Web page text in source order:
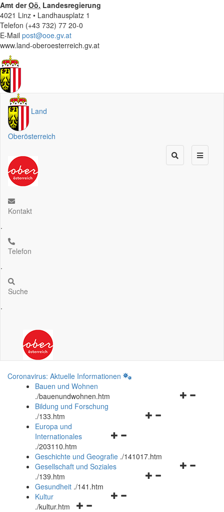
Amt derOö. Landesregierung
4021 Linz • Landhausplatz 1
Telefon (+43 732) 77 20-0
E-Mail post@ooe.gv.at
www.land-oberoesterreich.gv.at
Land
Oberösterreich
Kontakt
.
Telefon
.
Suche
.
Coronavirus: Aktuelle Informationen
Bauen und Wohnen
./bauenundwohnen.htm
Navigationsmenü
Bildung und Forschung
./133.htm
Navigationsmenü
und
schließen
Europa und
Internationales
./203110.htm
Geschichte und Geografie ./141017.htm
Navigationsmenü
Gesellschaft und Soziales
./139.htm
Navigationsmenü
Gesundheit ./141.htm
Navigationsmenü
Kultur
./kultur.htm